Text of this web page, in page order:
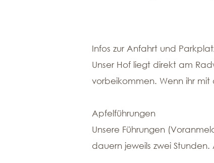
Infos zur Anfahrt und
Unser Hof liegt direkt am
vorbeikommen. Wenn ihr
Apfelführungen
Unsere Führungen
dauern jeweils zwei